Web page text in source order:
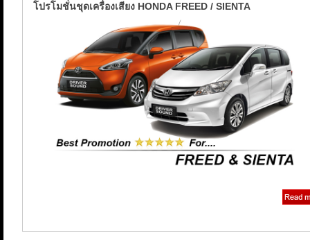
โปรโมชั่นชุดเครื่องเสียง HONDA FREED / SIENTA